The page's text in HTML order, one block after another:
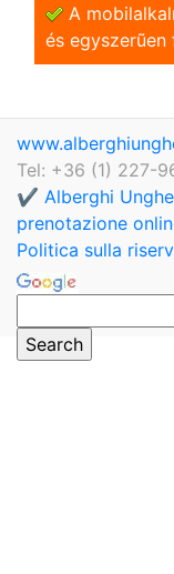
A
és egyszerũen
Tel: +36 (1) 227-
✔️ Alberghi
prenotazione
Politica sulla